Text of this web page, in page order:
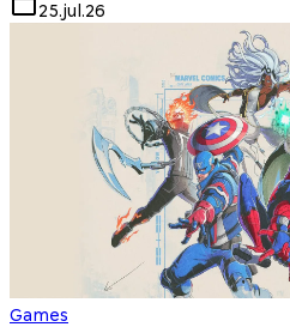
25.jul.26
Games